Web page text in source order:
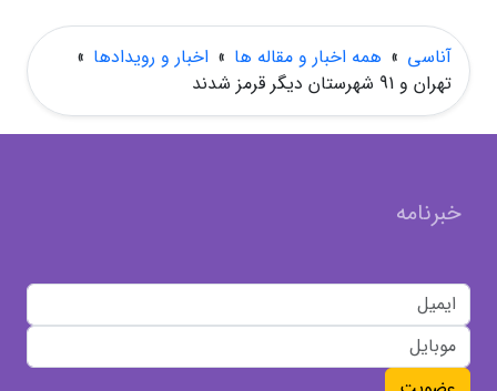
آناسی » همه اخبار و مقاله ها » اخبار و رویدادها »
تهران و 91 شهرستان دیگر قرمز شدند
خبرنامه